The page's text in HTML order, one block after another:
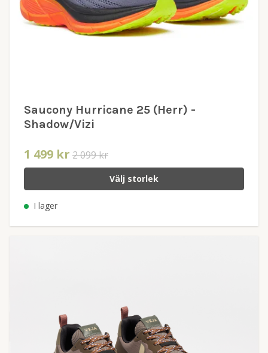
Saucony Hurricane 25 (Herr) -
Shadow/Vizi
1 499 kr 2 099 kr
Välj storlek
I lager